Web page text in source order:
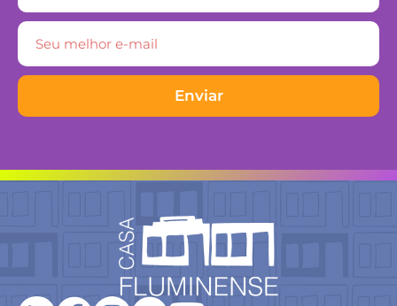
Enviar